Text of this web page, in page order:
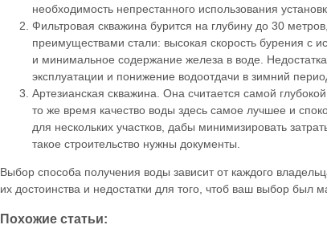
необходимость непрестанного использования
Фильтровая скважина бурится на глубину до 30
преимуществами стали: высокая скорость бурения с
и минимальное содержание железа в воде.
эксплуатации и понижение водоотдачи в зимний
Артезианская скважина. Она считается самой
то же время качество воды здесь самое лучшее и
для нескольких участков, дабы минимизировать
такое строительство нужны документы.
Выбор способа получения воды зависит от каждого
их достоинства и недостатки для того, чтоб ваш выбор был
Похожие статьи: